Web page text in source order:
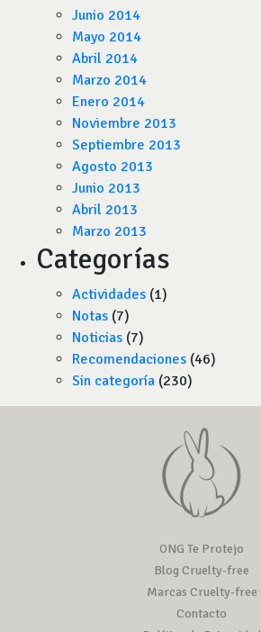
Junio 2014
Mayo 2014
Abril 2014
Marzo 2014
Enero 2014
Noviembre 2013
Septiembre 2013
Agosto 2013
Junio 2013
Abril 2013
Marzo 2013
Categorías
Actividades (1)
Notas (7)
Noticias (7)
Recomendaciones (46)
Sin categoría (230)
ONG Te Protejo
Blog Cruelty-free
Marcas Cruelty-free
Contacto